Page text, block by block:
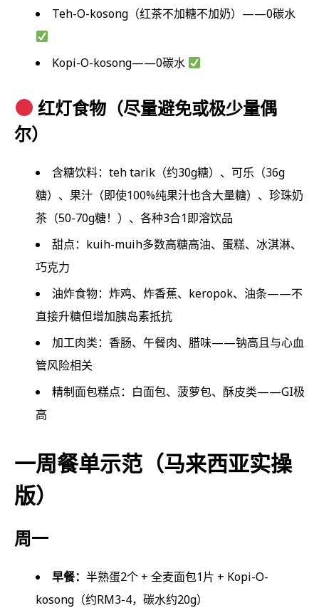
Teh-O-kosong（红茶不加糖不加奶）——0碳水
Kopi-O-kosong——0碳水
红灯食物（尽量避免或极少量偶
尔）
含糖饮料：teh tarik（约30g糖）、可乐（36g
糖）、果汁（即使100%纯果汁也含大量糖）、珍珠奶
茶（50-70g糖！）、各种3合1即溶饮品
甜点：kuih-muih多数高糖高油、蛋糕、冰淇淋、
巧克力
油炸食物：炸鸡、炸香蕉、keropok、油条——不
直接升糖但增加胰岛素抵抗
加工肉类：香肠、午餐肉、腊味——钠高且与心血
管风险相关
精制面包糕点：白面包、菠萝包、酥皮类——GI极
高
一周餐单示范（马来西亚实操
版）
周一
早餐： 半熟蛋2个 + 全麦面包1片 + Kopi-O-
kosong（约RM3-4，碳水约20g）